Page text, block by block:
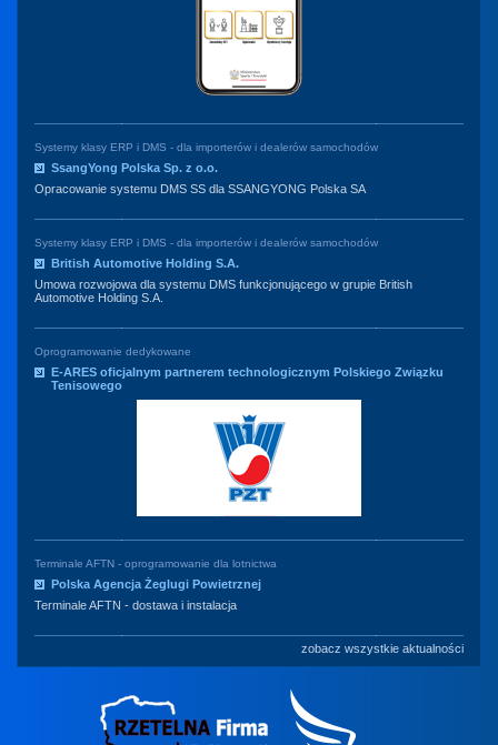
Systemy klasy ERP i DMS - dla importerów i dealerów samochodów
SsangYong Polska Sp. z o.o.
Opracowanie systemu DMS SS dla SSANGYONG Polska SA
Systemy klasy ERP i DMS - dla importerów i dealerów samochodów
British Automotive Holding S.A.
Umowa rozwojowa dla systemu DMS funkcjonującego w grupie British
Automotive Holding S.A.
Oprogramowanie dedykowane
E-ARES oficjalnym partnerem technologicznym Polskiego Związku
Tenisowego
Terminale AFTN - oprogramowanie dla lotnictwa
Polska Agencja Żeglugi Powietrznej
Terminale AFTN - dostawa i instalacja
zobacz wszystkie aktualności